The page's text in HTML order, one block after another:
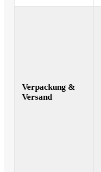
Verpackung &
Versand